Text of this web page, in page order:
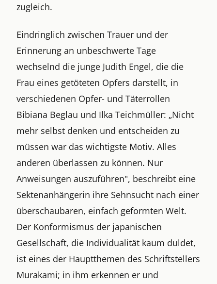
zugleich.
Eindringlich zwischen Trauer und der
Erinnerung an unbeschwerte Tage
wechselnd die junge Judith Engel, die die
Frau eines getöteten Opfers darstellt, in
verschiedenen Opfer- und Täterrollen
Bibiana Beglau und Ilka Teichmüller: „Nicht
mehr selbst denken und entscheiden zu
müssen war das wichtigste Motiv. Alles
anderen überlassen zu können. Nur
Anweisungen auszuführen", beschreibt eine
Sektenanhängerin ihre Sehnsucht nach einer
überschaubaren, einfach geformten Welt.
Der Konformismus der japanischen
Gesellschaft, die Individualität kaum duldet,
ist eines der Hauptthemen des Schriftstellers
Murakami; in ihm erkennen er und